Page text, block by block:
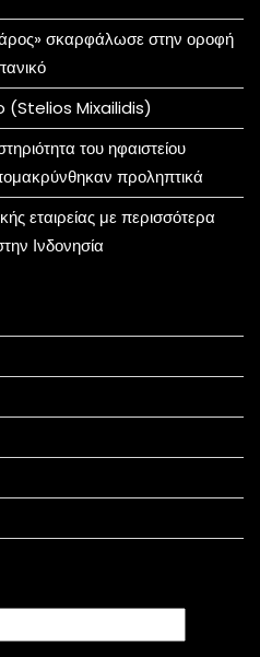
σκαρφάλωσε στην οροφή
(Stelios Mixailidis)
του ηφαιστείου
προληπτικά
εταιρείας με περισσότερα
Ινδονησία